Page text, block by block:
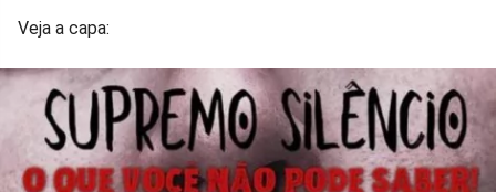
Veja a capa: